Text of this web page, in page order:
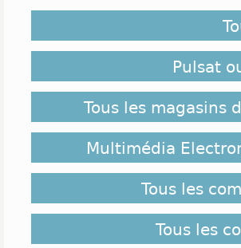
Pulsat
Tous les magasins
Multimédia
Tous les
Tous les